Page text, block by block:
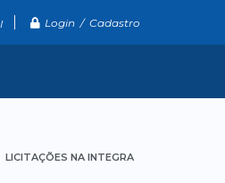
Login / Cadastro
LICITAÇÕES NA INTEGRA